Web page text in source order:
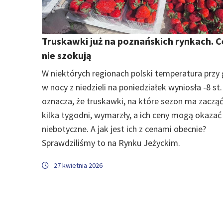
Truskawki już na poznańskich rynkach.
nie szokują
W niektórych regionach polski temperatura przy
w nocy z niedzieli na poniedziałek wyniosła -8
oznacza, że truskawki, na które sezon ma
kilka tygodni, wymarzły, a ich ceny mogą
niebotyczne. A jak jest ich z cenami obecnie?
Sprawdziliśmy to na Rynku Jeżyckim.
27 kwietnia 2026